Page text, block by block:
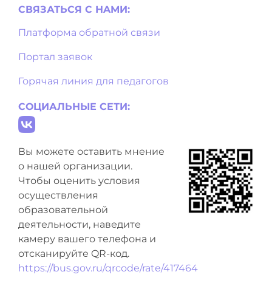
СВЯЗАТЬСЯ С НAМИ:
Платформа обратной связи
Портал заявок
Горячая линия для педагогов
СОЦИАЛЬНЫЕ СЕТИ:
Вы можете оставить мнение
о нашей организации.
Чтобы оценить условия
осуществления
образовательной
деятельности, наведите
камеру вашего телефона и
отсканируйте QR-код.
https://bus.gov.ru/qrcode/rate/417464